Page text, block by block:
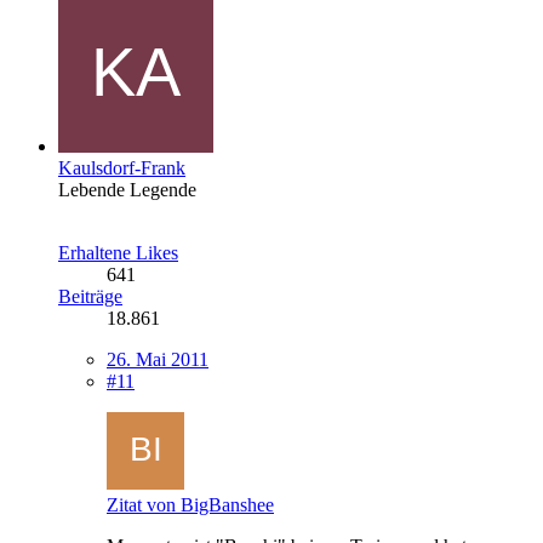
Kaulsdorf-Frank
Lebende Legende
Erhaltene Likes
641
Beiträge
18.861
26. Mai 2011
#11
Zitat von BigBanshee